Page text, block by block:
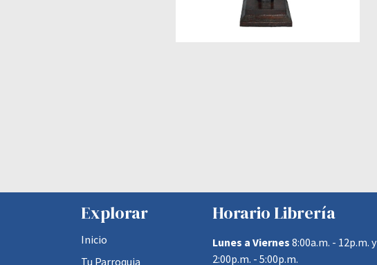
Explorar
Inicio
Tu Parroquia
Horario Librería
Lunes a Viernes 8:00a.m. - 12p.m. y
2:00p.m. - 5:00p.m.